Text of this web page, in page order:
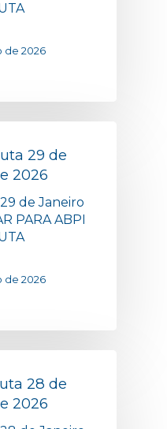
de 2026
29 de
2026
de Janeiro
PARA ABPI
de 2026
28 de
2026